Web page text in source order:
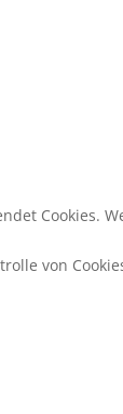
Cookies.
von